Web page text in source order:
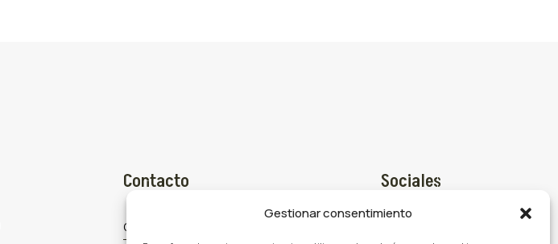
Gestionar consentimiento
Contacto
comercial@gasmocion.com
Sociales
 Facebook